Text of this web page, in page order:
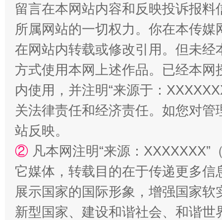
阿坝州三大球赛在茂县开幕 规模
国家大学科技园优化重塑工作
留言在本网站内容和反映投诉报
所属网站的一切权力。你在本传
在网站内转载或修改引用。但未
方式使用本网上述作品。已经本
内使用，并注明“来源于：
关法律责任和经济责任。如您对
站反映。
② 凡本网注明“来源：
它媒体，转载目的在于传递更多
展示国家的国际形象，增强国家
新型国家、建设和谐社会、和谐